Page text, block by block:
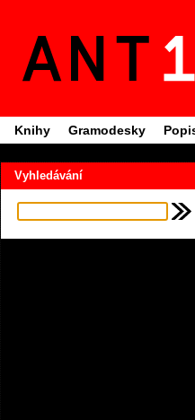
Knihy Gramodesky
Vyhledávání